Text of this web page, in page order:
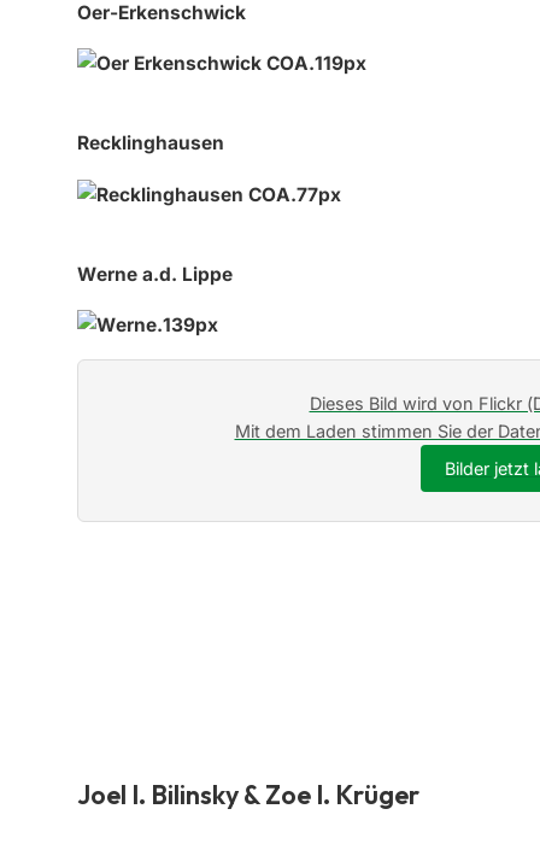
Oer-Erkenschwick
Recklinghausen
Werne a.d. Lippe
Dieses Bild wird von Flickr
Mit dem Laden stimmen Sie der
Bilder jetzt
Joel I. Bilinsky & Zoe I. Krüger